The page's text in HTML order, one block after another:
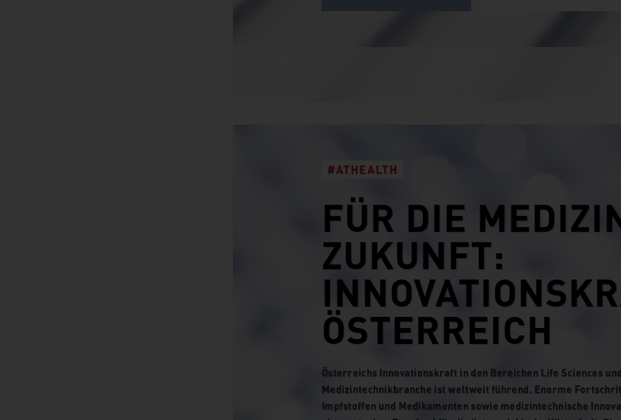
FÜR DIE
ZUKUNFT:
ÖSTERREICH
#ATHEALTH
Österreichs Innovationskraft in den Bereichen Life Sciences
Medizintechnikbranche ist weltweit führend. Enorme
Impfstoffen und Medikamenten sowie medizintechnische